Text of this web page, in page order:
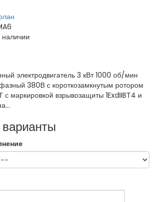
наличии
электродвигатель 3 кВт 1000 об/мин
380В с короткозамкнутым ротором
с маркировкой взрывозащиты 1ExdIIBT4 и